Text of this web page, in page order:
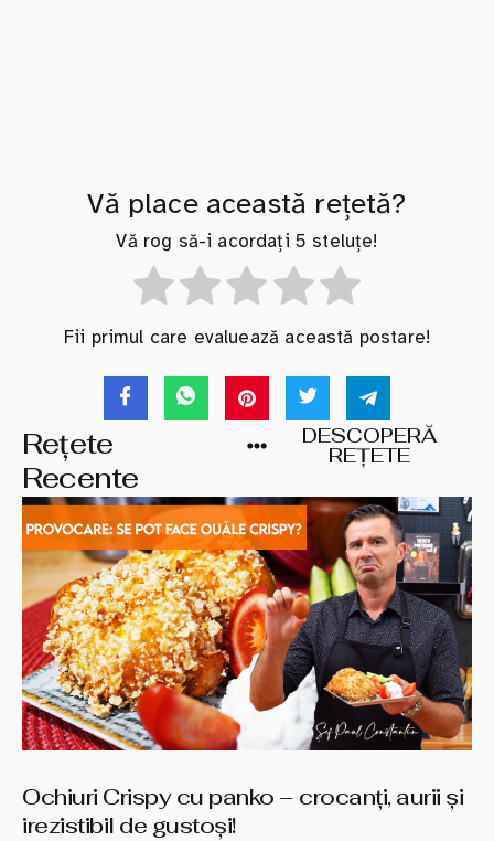
Vă place această rețetă?
Vă rog să-i acordați 5 steluțe!
Fii primul care evaluează această postare!
Rețete
Recente
DESCOPERĂ
REȚETE
Ochiuri Crispy cu panko – crocanți, aurii și
irezistibil de gustoși!